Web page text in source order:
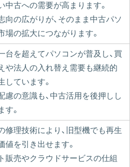
中古への需要が高まります。
向の広がりが、そのまま中古パソ
場の拡大につながります。
台を超えてパソコンが普及し、買
や法人の入れ替え需要も継続的
しています。
慮の意識も、中古活用を後押しし
す。
修理技術により、旧型機でも再生
値を引き出せます。
販売やクラウドサービスの仕組